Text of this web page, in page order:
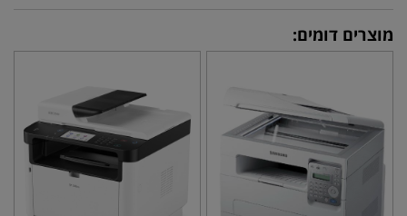
מוצרים דומים: